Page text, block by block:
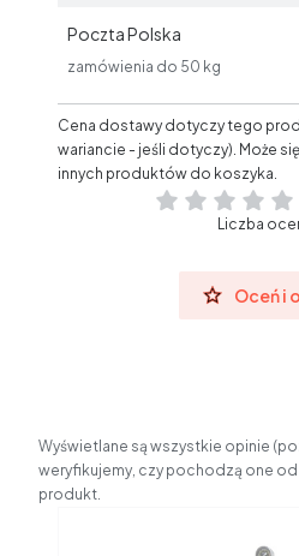
Poczta Polska
zamówienia do 50 kg
Cena dostawy dotyczy tego
wariancie - jeśli dotyczy). Może
innych produktów do koszyka.
Liczba
Oceń i
Wyświetlane są wszystkie opinie
weryfikujemy, czy pochodzą one
produkt.